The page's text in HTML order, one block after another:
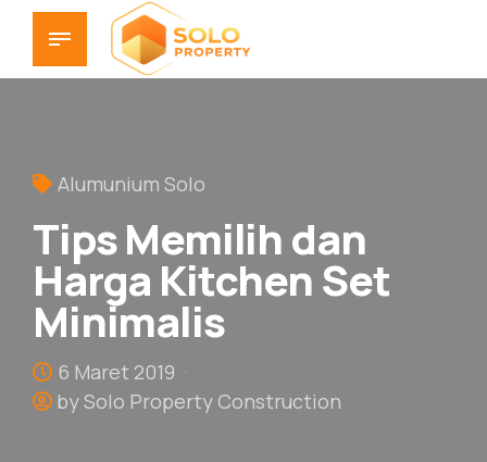
Alumunium Solo
Tips Memilih dan
Harga Kitchen Set
Minimalis
6 Maret 2019
by Solo Property Construction